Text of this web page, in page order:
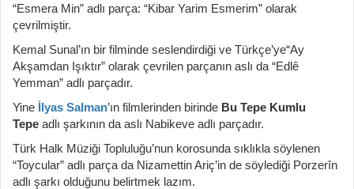
“Esmera Min” adlı parça: “Kibar Yarim Esmerim” olarak
çevrilmiştir.
Kemal Sunal’ın bir filminde seslendirdiği ve Türkçe’ye“Ay
Akşamdan Işıktır” olarak çevrilen parçanın aslı da “Edlê
Yemman” adlı parçadır.
Yine İlyas Salman’ın filmlerinden birinde Bu Tepe Kumlu
Tepe adlı şarkının da aslı Nabikeve adlı parçadır.
Türk Halk Müziği Topluluğu’nun korosunda sıklıkla söylenen
“Toycular” adlı parça da Nizamettin Ariç’in de söylediği Porzerîn
adlı şarkı olduğunu belirtmek lazım.